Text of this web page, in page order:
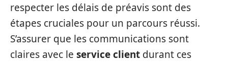
respecter les délais de préavis sont des
étapes cruciales pour un parcours réussi.
S’assurer que les communications sont
claires avec le service client durant ces